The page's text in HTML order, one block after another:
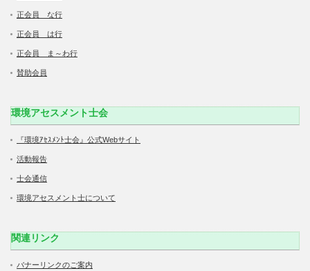
正会員 な行
正会員 は行
正会員 ま～わ行
賛助会員
環境アセスメント士会
『環境ｱｾｽﾒﾝﾄ士会』公式Webサイト
活動報告
士会通信
環境アセスメント士について
関連リンク
バナーリンクのご案内